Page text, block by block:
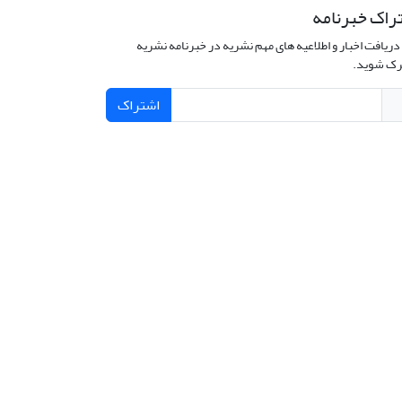
خبرنامه
اخبار و اطلاعیه های مهم نشریه در خبرنامه نشریه
شوید.
اشتراک